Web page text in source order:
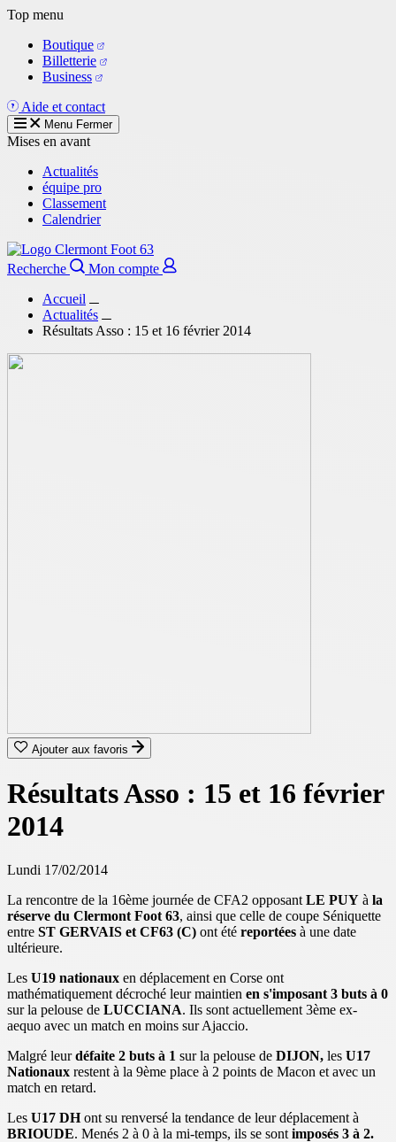
Aller
contenu
principal
Top menu
Boutique
Billetterie
Business
Aide et contact
Menu Fermer
Mises en avant
Actualités
équipe pro
Classement
Calendrier
Recherche
Mon compte
Accueil
Actualités
Résultats Asso : 15 et 16 février 2014
Ajouter aux favoris
Résultats Asso : 15 et 16 février
2014
Lundi 17/02/2014
La rencontre de la 16ème journée de CFA2 opposant LE PUY à la
réserve du Clermont Foot 63, ainsi que celle de coupe Séniquette
entre ST GERVAIS et CF63 (C) ont été reportées à une date
ultérieure.
Les U19 nationaux en déplacement en Corse ont
mathématiquement décroché leur maintien en s'imposant 3 buts à 0
sur la pelouse de LUCCIANA. Ils sont actuellement 3ème ex-
aequo avec un match en moins sur Ajaccio.
Malgré leurdéfaite 2 buts à 1 sur la pelouse de DIJON, les U17
Nationaux restent à la 9ème place à 2 points de Macon et avec un
match en retard.
Les U17 DHont su renversé la tendance de leur déplacement à
BRIOUDE. Menés 2 à 0 à la mi-temps, ils se sont imposés 3 à 2.